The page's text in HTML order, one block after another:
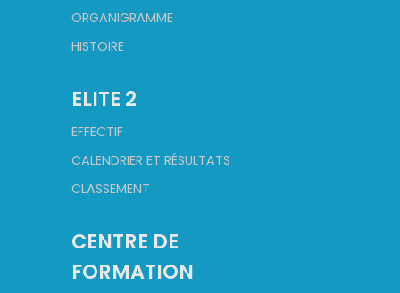
ORGANIGRAMME
HISTOIRE
ELITE 2
EFFECTIF
CALENDRIER ET RÉSULTATS
CLASSEMENT
CENTRE DE
FORMATION